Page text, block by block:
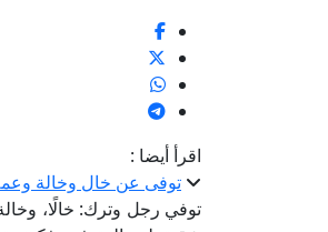
اقرأ أيضا :
توفى عن خال وخالة
توفي رجل وترك: خالًا،